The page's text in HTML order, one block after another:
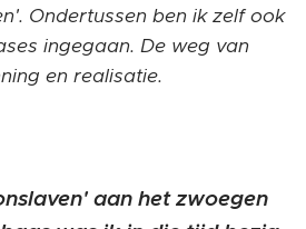
Ondertussen ben ik zelf ook
ingegaan. De weg van
en realisatie.
aan het zwoegen